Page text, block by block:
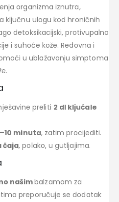
organizma iznutra,
ključnu ulogu kod hroničnih
detoksikacijski, protivupalno
i suhoće kože. Redovna i
u ublažavanju simptoma
preliti 2 dl ključale
minuta, zatim procijediti.
čaja, polako, u gutljajima.
našimbalzamom za
preporučuje se dodatak